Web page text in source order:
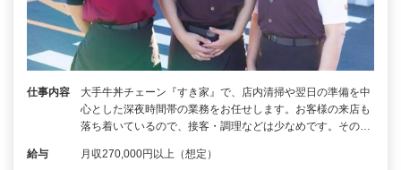
仕事内容
大手牛丼チェーン『すき家』で、店内清掃や翌日の準備を中
心とした深夜時間帯の業務をお任せします。お客様の来店も
落ち着いているので、接客・調理などは少なめです。その…
給与 月収270,000円以上（想定）